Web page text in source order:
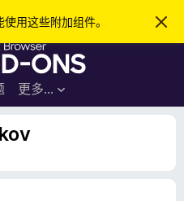
使用这些附加组件。
忽
此
F
r
e
f
o
更多…
登录